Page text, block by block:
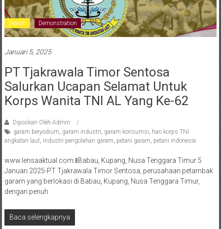
Dearah Demonstration
Januari 5, 2025
PT Tjakrawala Timor Sentosa
Salurkan Ucapan Selamat Untuk
Korps Wanita TNI AL Yang Ke-62
Diposkan Oleh:Admin
garam beryodium, garam industri, garam konsumsi, hari korps TNI
angkatan laut, industri pengolahan garam, petani garam, petani indonesia
www.lensaaktual.com.ǁBabau, Kupang, Nusa Tenggara Timur 5
Januari 2025-PT Tjakrawala Timor Sentosa, perusahaan petambak
garam yang berlokasi di Babau, Kupang, Nusa Tenggara Timur,
dengan penuh
Baca selengkapnya